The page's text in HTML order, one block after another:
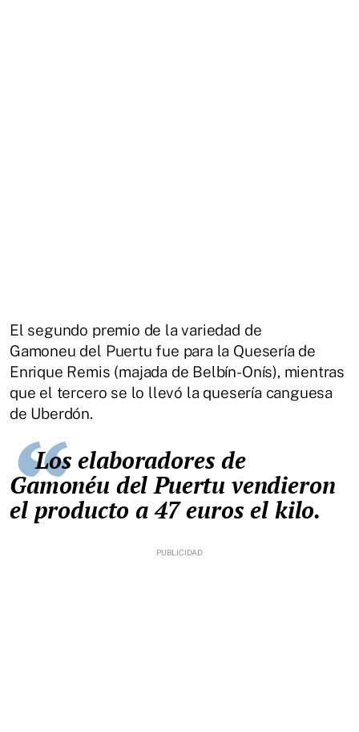
El segundo premio de la variedad de
Gamoneu del Puertu fue para la Quesería de
Enrique Remis (majada de Belbín-Onís), mientras
que el tercero se lo llevó la quesería canguesa
de Uberdón.
Los elaboradores de
Gamonéu del Puertu vendieron
el producto a 47 euros el kilo.